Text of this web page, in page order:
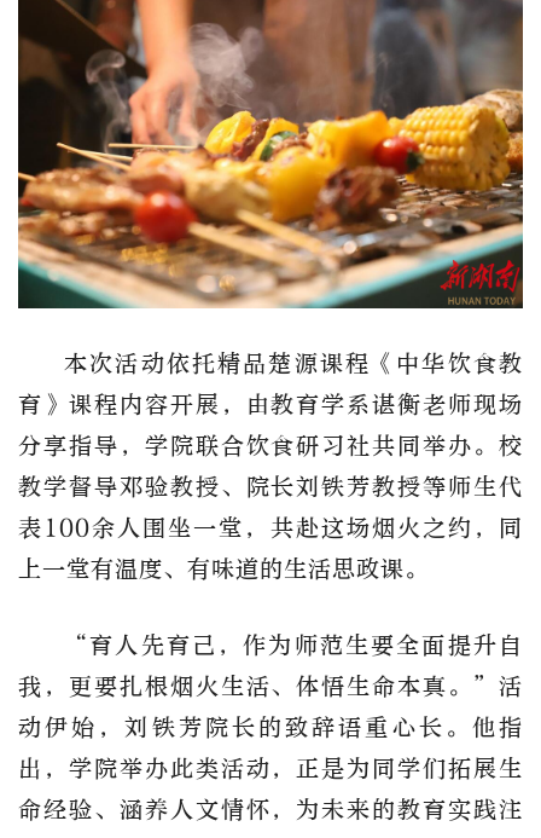
本次活动依托精品楚源课程《中华饮食教
育》课程内容开展，由教育学系谌衡老师现场
分享指导，学院联合饮食研习社共同举办。校
教学督导邓验教授、院长刘铁芳教授等师生代
表100余人围坐一堂，共赴这场烟火之约，同
上一堂有温度、有味道的生活思政课。
“育人先育己，作为师范生要全面提升自
我，更要扎根烟火生活、体悟生命本真。”活
动伊始，刘铁芳院长的致辞语重心长。他指
出，学院举办此类活动，正是为同学们拓展生
命经验、涵养人文情怀，为未来的教育实践注